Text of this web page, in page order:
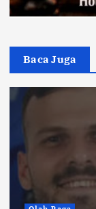
Baca Juga